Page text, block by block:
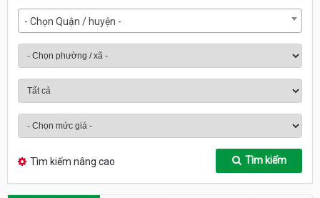
- Chọn Quận / huyện -
Tìm kiếm nâng cao Tìm kiếm